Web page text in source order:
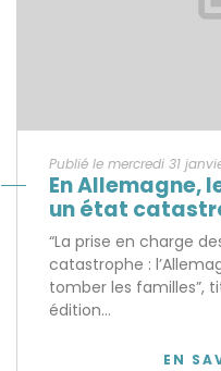
Publié le mercredi 31
En Allemagne,
un état
“La prise en charge
catastrophe :
tomber les familles”,
édition...
EN